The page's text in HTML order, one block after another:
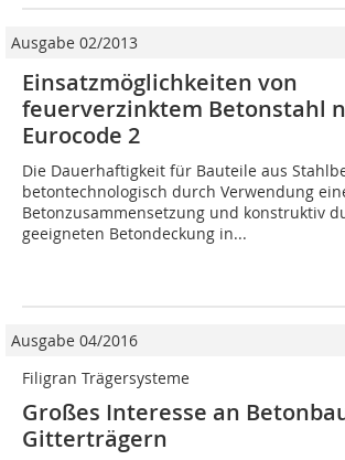
Ausgabe 02/2013
Einsatzmöglichkeiten von
feuerverzinktem Betonstahl
Eurocode 2
Die Dauerhaftigkeit für Bauteile aus
betontechnologisch durch Verwendung
Betonzusammensetzung und konstruktiv
geeigneten Betondeckung in...
Ausgabe 04/2016
Filigran Trägersysteme
Großes Interesse an
Gitterträgern